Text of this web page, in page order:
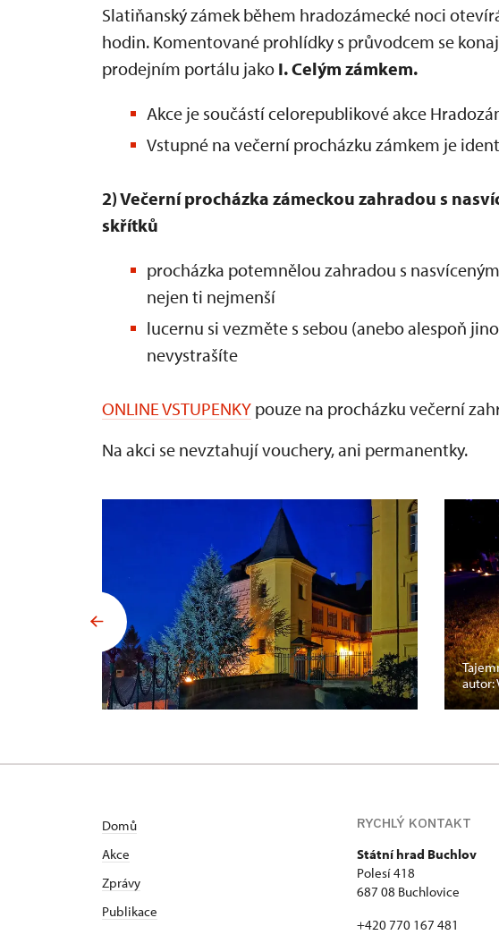
Slatiňanský zámek během hradozámecké noci
hodin. Komentované prohlídky s průvodcem se
prodejním portálu jako I. Celým zámkem.
Akce je součástí celorepublikové akce
Vstupné na večerní procházku zámkem je
2) Večerní procházka zámeckou zahradou s
skřítků
procházka potemnělou zahradou s
nejen ti nejmenší
lucernu si vezměte s sebou (anebo alespoň
nevystrašíte
ONLINE VSTUPENKY pouze na procházku večerní
Na akci se nevztahují vouchery, ani permanentky.
autor:
Domů
Akce
Zprávy
Publikace
RYCHLÝ KONTAKT
Státní hrad Buchlov
Polesí 418
687 08 Buchlovice
+420 770 167 481